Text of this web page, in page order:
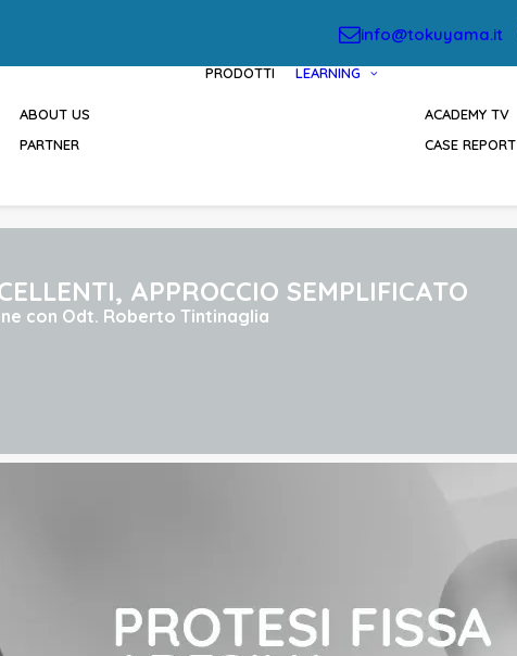
info@tokuyama.it
ABOUT US
PARTNER
PRODOTTI LEARNING
ACADEMY TV
CASE REPORT
APPROCCIO SEMPLIFICATO
con Odt. Roberto Tintinaglia